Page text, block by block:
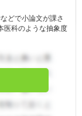
します。 海外教育
育プログラム内で取
研究や活動のレポー
どで小論文が課さ
医科のような抽象度